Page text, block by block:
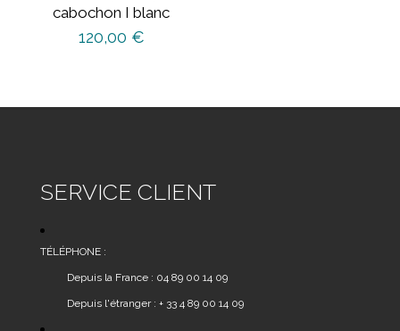
cabochon I blanc
120,00 €
SERVICE CLIENT
TÉLÉPHONE :
Depuis la France : 04 89 00 14 09
Depuis l'étranger : + 33 4 89 00 14 09